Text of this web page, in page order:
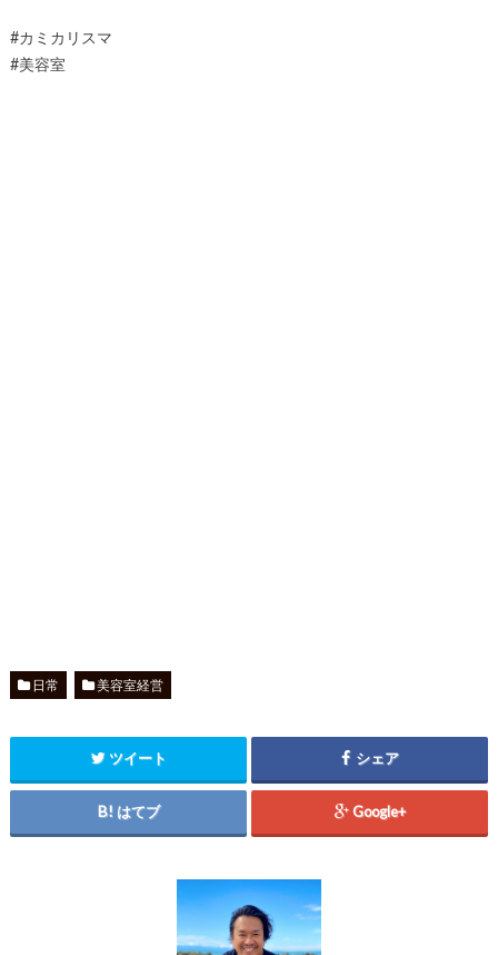
#カミカリスマ
#美容室
日常 美容室経営
ツイート シェア
はてブ Google+